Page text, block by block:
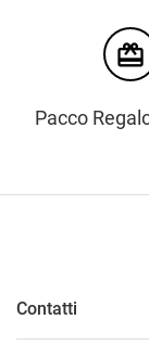
card_giftcard
Pacco
Contatti